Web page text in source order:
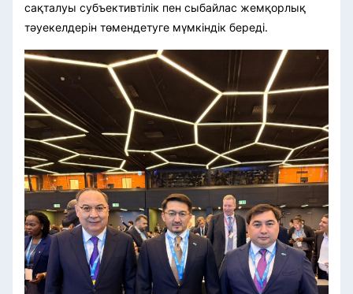
сақталуы субъективтілік пен сыбайлас жемқорлық
тәуекелдерін төмендетуге мүмкіндік береді.